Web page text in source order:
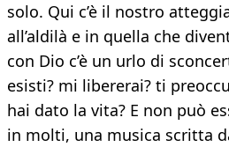
solo. Qui c’è il nostro
all’aldilà e in quella che
con Dio c’è un urlo di
esisti? mi libererai? ti
hai dato la vita? E non può
in molti, una musica scritta